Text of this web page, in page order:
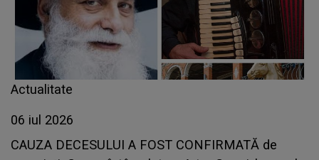
Actualitate
06 iul 2026
CAUZA DECESULUI A FOST CONFIRMATĂ de